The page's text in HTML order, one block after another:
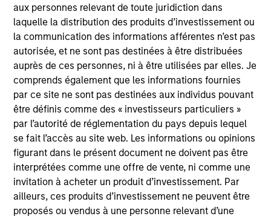
aux personnes relevant de toute juridiction dans
laquelle la distribution des produits d’investissement ou
la communication des informations afférentes n’est pas
autorisée, et ne sont pas destinées à être distribuées
auprès de ces personnes, ni à être utilisées par elles. Je
comprends également que les informations fournies
par ce site ne sont pas destinées aux individus pouvant
être définis comme des « investisseurs particuliers »
par l’autorité de réglementation du pays depuis lequel
se fait l’accès au site web. Les informations ou opinions
figurant dans le présent document ne doivent pas être
interprétées comme une offre de vente, ni comme une
invitation à acheter un produit d’investissement. Par
ailleurs, ces produits d’investissement ne peuvent être
proposés ou vendus à une personne relevant d’une
Team Insights
BRIGHT PROSPECTS